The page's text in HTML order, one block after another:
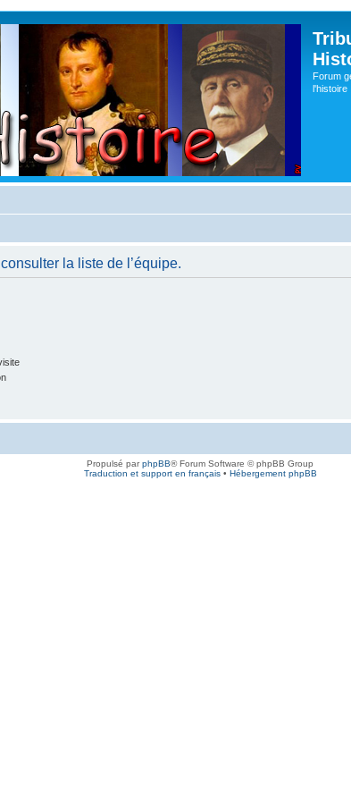
Forum
l'histoire
la liste de l’équipe.
Propulsé parphpBB® Forum Software © phpBB Group
Traduction et support en français• Hébergement phpBB